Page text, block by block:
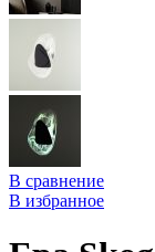
В сравнение
В избранное